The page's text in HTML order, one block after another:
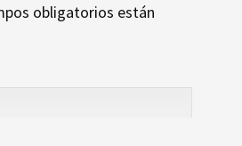
obligatorios están